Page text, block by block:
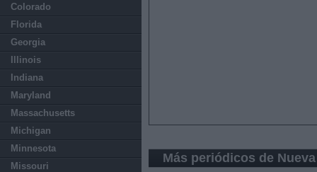
Colorado
Florida
Georgia
Illinois
Indiana
Maryland
Massachusetts
Michigan
Minnesota
Missouri
Más periódicos de